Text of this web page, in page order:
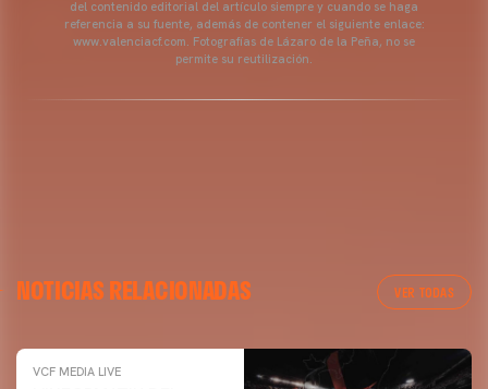
del contenido editorial del artículo siempre y cuando se haga
referencia a su fuente, además de contener el siguiente enlace:
www.valenciacf.com. Fotografías de Lázaro de la Peña, no se
permite su reutilización.
NOTICIAS RELACIONADAS VER TODAS
VCF MEDIA LIVE